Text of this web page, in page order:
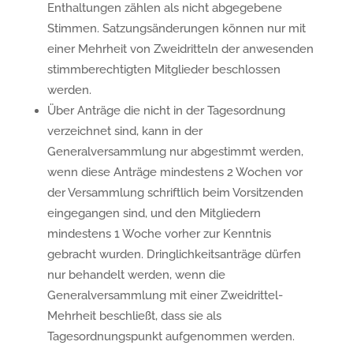
Enthaltungen zählen als nicht abgegebene
Stimmen. Satzungsänderungen können nur mit
einer Mehrheit von Zweidritteln der anwesenden
stimmberechtigten Mitglieder beschlossen
werden.
Über Anträge die nicht in der Tagesordnung
verzeichnet sind, kann in der
Generalversammlung nur abgestimmt werden,
wenn diese Anträge mindestens 2 Wochen vor
der Versammlung schriftlich beim Vorsitzenden
eingegangen sind, und den Mitgliedern
mindestens 1 Woche vorher zur Kenntnis
gebracht wurden. Dringlichkeitsanträge dürfen
nur behandelt werden, wenn die
Generalversammlung mit einer Zweidrittel-
Mehrheit beschließt, dass sie als
Tagesordnungspunkt aufgenommen werden.